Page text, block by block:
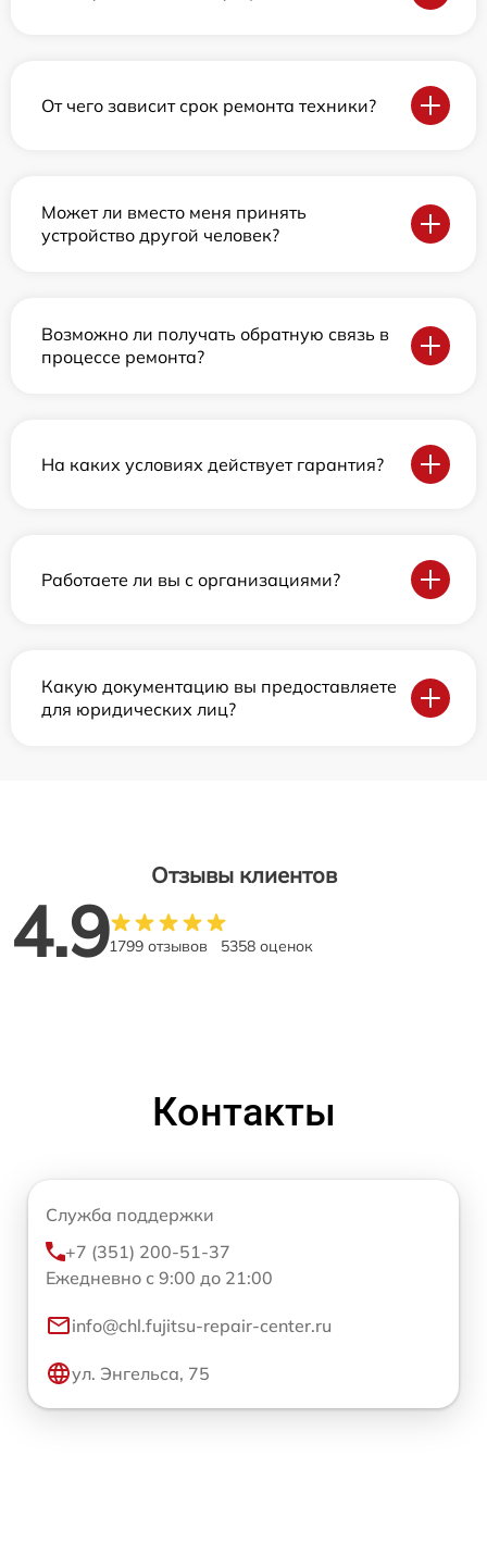
От чего зависит срок ремонта техники?
Может ли вместо меня принять
устройство другой человек?
Возможно ли получать обратную связь в
процессе ремонта?
На каких условиях действует гарантия?
Работаете ли вы с организациями?
Какую документацию вы предоставляете
для юридических лиц?
Отзывы клиентов
4.91799 отзывов 5358 оценок
Контакты
Служба поддержки
+7 (351) 200-51-37
Ежедневно с 9:00 до 21:00
info@chl.fujitsu-repair-center.ru
ул. Энгельса, 75